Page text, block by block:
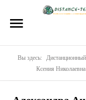
Репетиторы
Стоимость
Вы здесь:
Ксения